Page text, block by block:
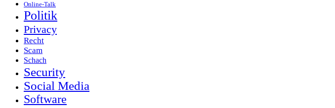
Online-Talk
Politik
Privacy
Recht
Scam
Schach
Security
Social Media
Software